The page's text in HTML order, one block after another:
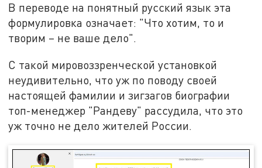
В переводе на понятный русский язык эта
формулировка означает: "Что хотим, то и
творим – не ваше дело".
С такой мировоззренческой установкой
неудивительно, что уж по поводу своей
настоящей фамилии и зигзагов биографии
топ-менеджер "Рандеву" рассудила, что это
уж точно не дело жителей России.